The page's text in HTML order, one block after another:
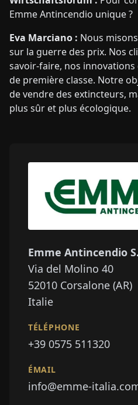
Emme Antincendio unique ?
Eva Marciano : Nous
sur la guerre des prix. Nos
savoir-faire, nos
de première classe. Notre
de vendre des extincteurs,
plus sûr et plus écologique.
Emme Antincendio
Via del Molino 40
52010 Corsalone (AR)
Italie
TÉLÉPHONE
+39 0575 511320
ÉMAIL
info@emme-